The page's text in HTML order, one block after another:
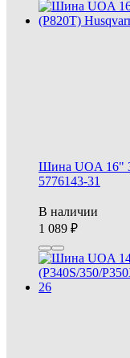
Шина UOA 16"
5776143-31
В наличии
1 089